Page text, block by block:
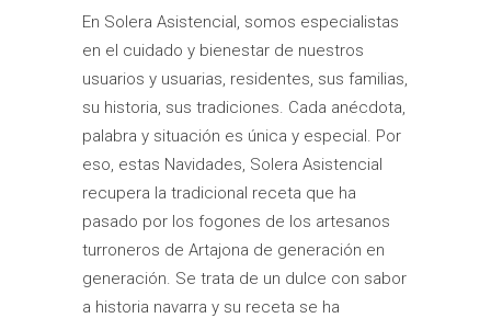
En Solera Asistencial, somos especialistas
en el cuidado y bienestar de nuestros
usuarios y usuarias, residentes, sus familias,
su historia, sus tradiciones. Cada anécdota,
palabra y situación es única y especial. Por
eso, estas Navidades, Solera Asistencial
recupera la tradicional receta que ha
pasado por los fogones de los artesanos
turroneros de Artajona de generación en
generación. Se trata de un dulce con sabor
a historia navarra y su receta se ha